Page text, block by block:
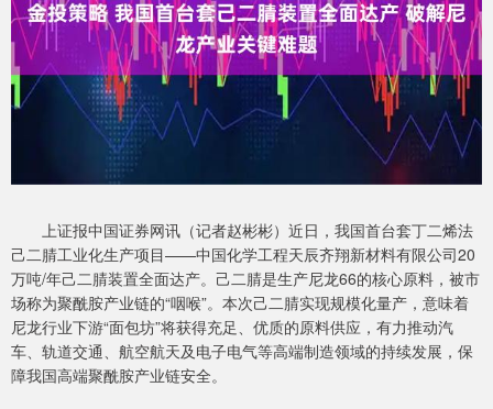
上证报中国证券网讯（记者赵彬彬）近日，我国首台套丁二烯法
己二腈工业化生产项目——中国化学工程天辰齐翔新材料有限公司20
万吨/年己二腈装置全面达产。己二腈是生产尼龙66的核心原料，被市
场称为聚酰胺产业链的“咽喉”。本次己二腈实现规模化量产，意味着
尼龙行业下游“面包坊”将获得充足、优质的原料供应，有力推动汽
车、轨道交通、航空航天及电子电气等高端制造领域的持续发展，保
障我国高端聚酰胺产业链安全。